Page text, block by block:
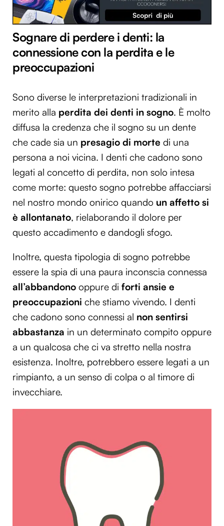
Sognare di perdere i denti: la
connessione con la perdita e le
preoccupazioni
Sono diverse le interpretazioni tradizionali in
merito alla perdita dei denti in sogno. È molto
diffusa la credenza che il sogno su un dente
che cade sia un presagio di morte di una
persona a noi vicina. I denti che cadono sono
legati al concetto di perdita, non solo intesa
come morte: questo sogno potrebbe affacciarsi
nel nostro mondo onirico quando un affetto si
è allontanato, rielaborando il dolore per
questo accadimento e dandogli sfogo.
Inoltre, questa tipologia di sogno potrebbe
essere la spia di una paura inconscia connessa
all’abbandono oppure di forti ansie e
preoccupazioni che stiamo vivendo. I denti
che cadono sono connessi al non sentirsi
abbastanza in un determinato compito oppure
a un qualcosa che ci va stretto nella nostra
esistenza. Inoltre, potrebbero essere legati a un
rimpianto, a un senso di colpa o al timore di
invecchiare.